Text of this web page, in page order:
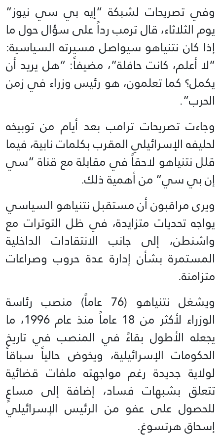
وفي تصريحات لشبكة “إيه بي سي نيوز”
يوم الثلاثاء، قال ترمب رداً على سؤال حول ما
إذا كان نتنياهو سيواصل مسيرته السياسية:
“لا أعلم، كانت حافلة”، مضيفاً: “هل يريد أن
يكمل؟ كما تعلمون، هو رئيس وزراء في زمن
الحرب”.
وجاءت تصريحات ترامب بعد أيام من توبيخه
لحليفه الإسرائيلي المقرب بكلمات نابية، فيما
قلل نتنياهو لاحقاً في مقابلة مع قناة “سي
إن بي سي” من أهمية ذلك.
ويرى مراقبون أن مستقبل نتنياهو السياسي
يواجه تحديات متزايدة، في ظل التوترات مع
واشنطن، إلى جانب الانتقادات الداخلية
المستمرة بشأن إدارة عدة حروب وصراعات
متزامنة.
ويشغل نتنياهو (76 عاماً) منصب رئاسة
الوزراء لأكثر من 18 عاماً منذ عام 1996، ما
يجعله الأطول بقاءً في المنصب في تاريخ
الحكومات الإسرائيلية، ويخوض حالياً سباقاً
لولاية جديدة رغم مواجهته ملفات قضائية
تتعلق بشبهات فساد، إضافة إلى مساعٍ
للحصول على عفو من الرئيس الإسرائيلي
إسحاق هرتسوغ.